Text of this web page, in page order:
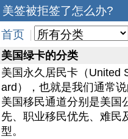
美签被拒签了怎么办?
首页
美国绿卡的分类
美国永久居民卡（United
ard），也就是我们通常
美国移民通道分别是美国
先、职业移民优先、难民
型。